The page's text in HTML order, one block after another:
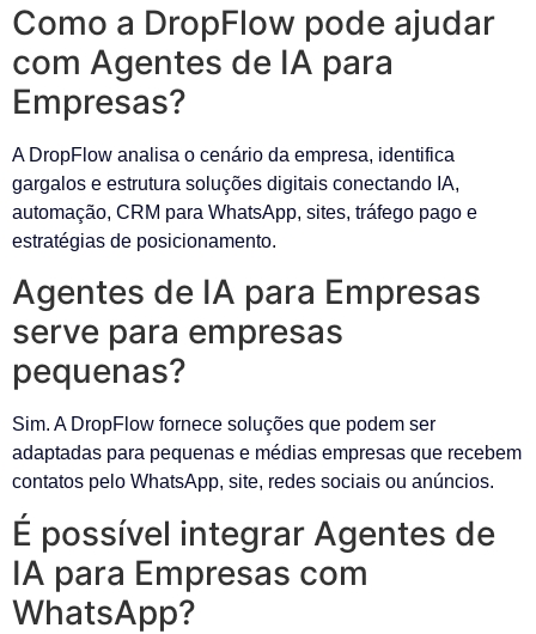
Como a DropFlow pode ajudar
com Agentes de IA para
Empresas?
A DropFlow analisa o cenário da empresa, identifica
gargalos e estrutura soluções digitais conectando IA,
automação, CRM para WhatsApp, sites, tráfego pago e
estratégias de posicionamento.
Agentes de IA para Empresas
serve para empresas
pequenas?
Sim. A DropFlow fornece soluções que podem ser
adaptadas para pequenas e médias empresas que recebem
contatos pelo WhatsApp, site, redes sociais ou anúncios.
É possível integrar Agentes de
IA para Empresas com
WhatsApp?